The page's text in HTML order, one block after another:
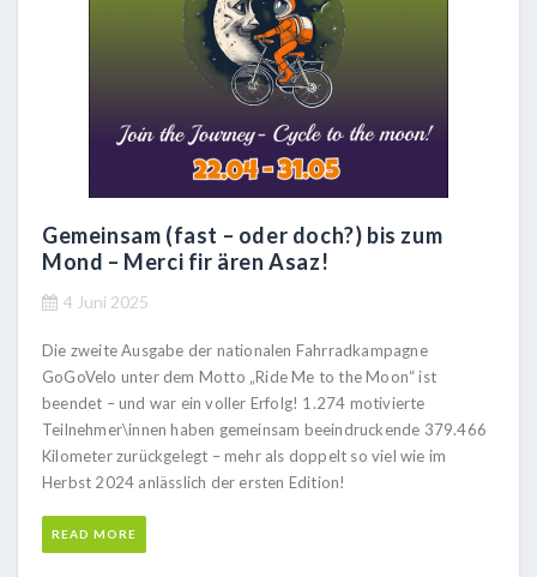
Gemeinsam (fast – oder doch?) bis zum
Mond – Merci fir ären Asaz!
4 Juni 2025
Die zweite Ausgabe der nationalen Fahrradkampagne
GoGoVelo unter dem Motto „Ride Me to the Moon“ ist
beendet – und war ein voller Erfolg! 1.274 motivierte
Teilnehmer\innen haben gemeinsam beeindruckende 379.466
Kilometer zurückgelegt – mehr als doppelt so viel wie im
Herbst 2024 anlässlich der ersten Edition!
READ MORE